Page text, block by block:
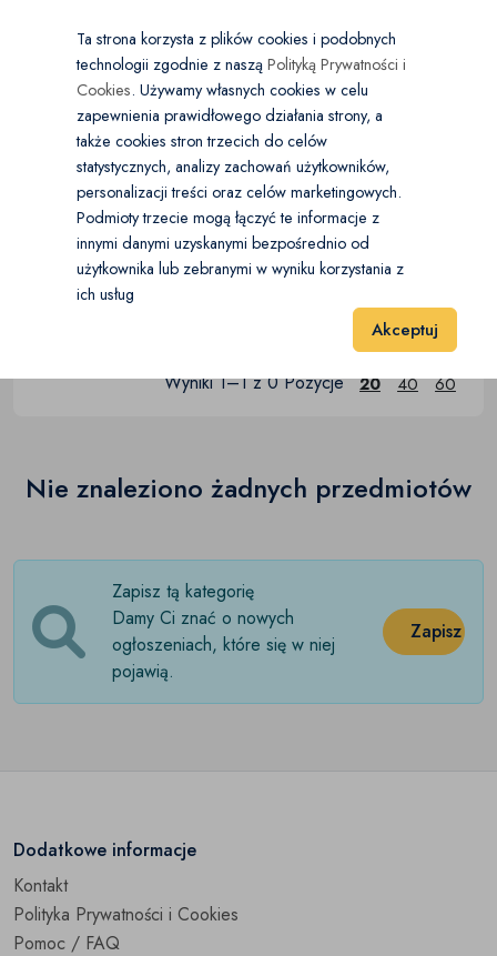
Wybierz kategorię
Przyczepy i Naczepy
Naczepy burtowe i plandeki(0)
Naczepy chłodnie i izotermy(0)
Naczepy wywrotki
Przyczepy burtowe i plandeki(0)
Przyczepy do przewozu pojazdów(0)
Przyczepy pozostałe(0)
×
Kraj PL
PLN
Motoryzacja
Przyczepy i Naczepy
Przyczepy do samochodów osobowych
Przyczepy do samochodów
Wyniki 1–1 z 0 Pozycje 20 40 60
Nie znaleziono żadnych przedmiotów
Zapisz tą kategorię
Damy Ci znać o nowych
ogłoszeniach, które się w niej
pojawią.
Zapisz
Dodatkowe informacje
Kontakt
Polityka Prywatności i Cookies
Pomoc / FAQ
Ta strona korzysta z plików cookies i podobnych
technologii zgodnie z nasząPolityką Prywatności i
Cookies. Używamy własnych cookies w celu
zapewnienia prawidłowego działania strony, a
także cookies stron trzecich do celów
statystycznych, analizy zachowań użytkowników,
personalizacji treści oraz celów marketingowych.
Podmioty trzecie mogą łączyć te informacje z
innymi danymi uzyskanymi bezpośrednio od
użytkownika lub zebranymi w wyniku korzystania z
ich usług
Akceptuj